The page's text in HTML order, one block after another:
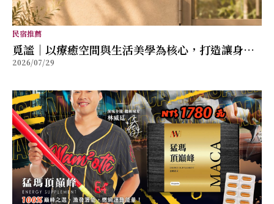
民宿推薦
覓謐｜以療癒空間與生活美學為核心，打造讓身心
放鬆的質感生活提案
2026/07/29